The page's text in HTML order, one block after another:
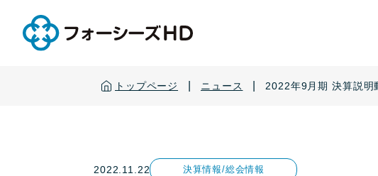
トップページ ニュース 2022年9月期 決算説明
2022.11.22 決算情報/総会情報